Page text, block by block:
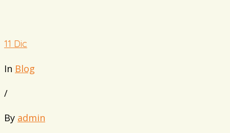
11 Dic
In Blog
/
By admin